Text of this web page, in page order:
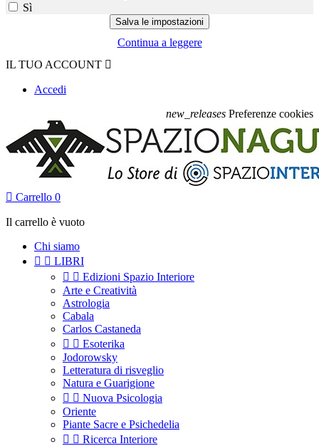
Sì
Continua a leggere
IL TUO ACCOUNT 
Accedi
new_releases Preferenze cookies
 Carrello 0
Il carrello è vuoto
Chi siamo
  LIBRI
  Edizioni Spazio Interiore
Arte e Creatività
Astrologia
Cabala
Carlos Castaneda
  Esoterika
Jodorowsky
Letteratura di risveglio
Natura e Guarigione
  Nuova Psicologia
Oriente
Piante Sacre e Psichedelia
  Ricerca Interiore